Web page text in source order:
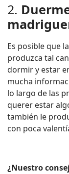
2.
Es posible que
produzca tal
dormir y estar
mucha
lo largo de las
querer estar
también le
con poca
¿Nuestro